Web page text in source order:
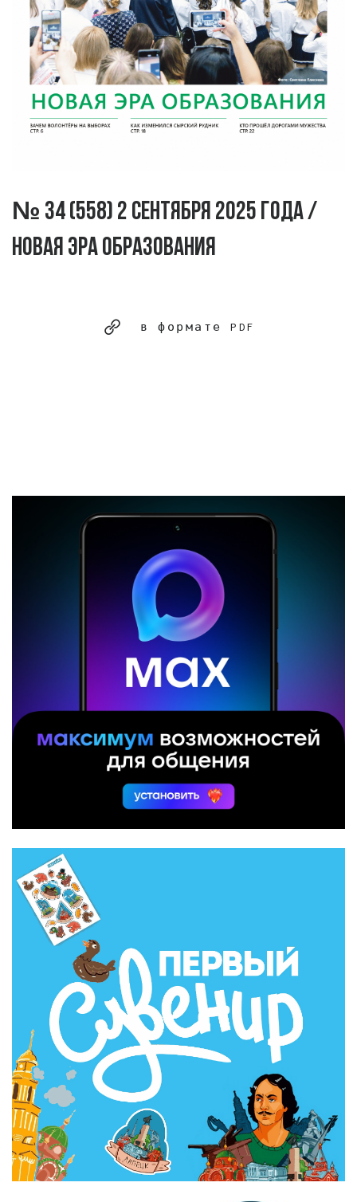
№ 34 (558) 2 сентября 2025 года /
Новая эра образования
в формате PDF